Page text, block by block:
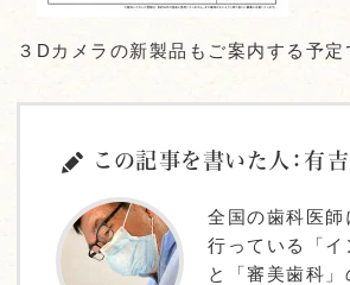
３Dカメラの新製品もご案内する予定
この記事を書いた人：有
全国の歯科医師
行っている「イ
と「審美歯科」